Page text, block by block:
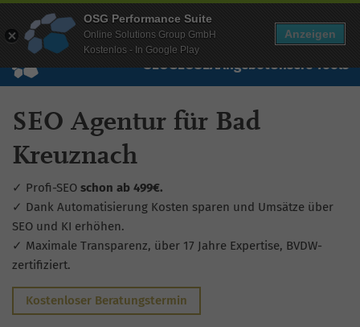
Wissen Free Checks Über uns Free Account
SEOGEOSEAAngebotUnsere Tools
SEO Agentur für Bad
Kreuznach
✓ Profi-SEO schon ab 499€.
✓ Dank Automatisierung Kosten sparen und Umsätze über
SEO und KI erhöhen.
✓ Maximale Transparenz, über 17 Jahre Expertise, BVDW-
zertifiziert.
Kostenloser Beratungstermin
OSG Performance Suite
Online Solutions Group GmbH
Kostenlos - In Google Play
Anzeigen